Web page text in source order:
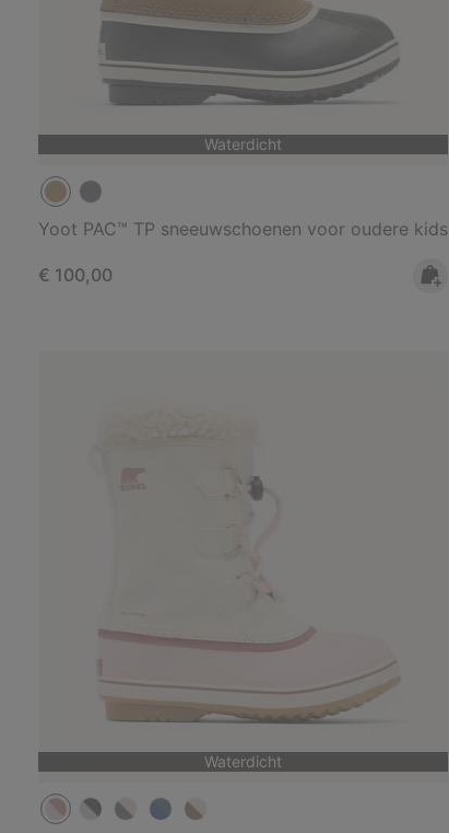
Waterdicht
Yoot PAC™ TP sneeuwschoenen voor oudere kids
Regular price:
€ 100,00
Waterdicht